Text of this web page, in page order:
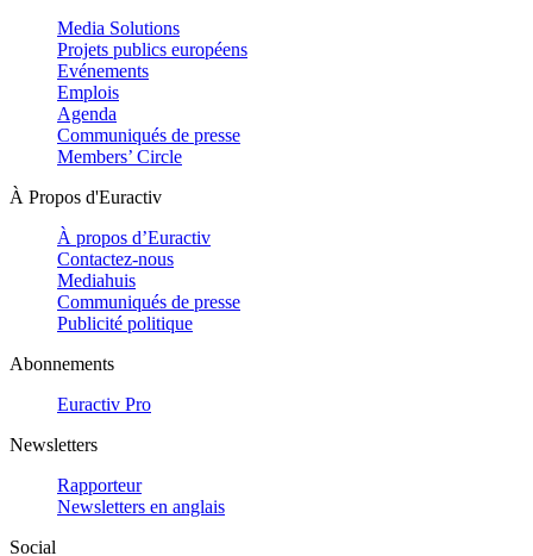
Media Solutions
Projets publics européens
Evénements
Emplois
Agenda
Communiqués de presse
Members’ Circle
À Propos d'Euractiv
À propos d’Euractiv
Contactez-nous
Mediahuis
Communiqués de presse
Publicité politique
Abonnements
Euractiv Pro
Newsletters
Rapporteur
Newsletters en anglais
Social